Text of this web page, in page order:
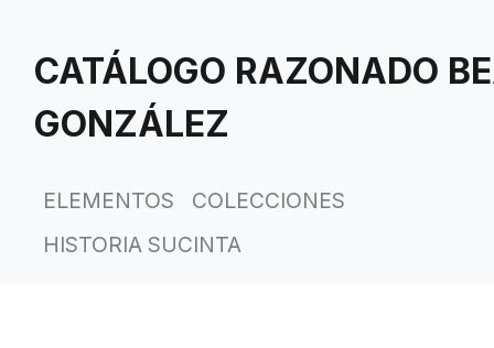
contenido
CATÁLOGO RAZONADO
GONZÁLEZ
ELEMENTOS
COLECCIONES
HISTORIA SUCINTA